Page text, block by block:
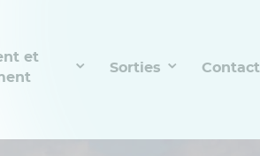
et
Sorties Contact